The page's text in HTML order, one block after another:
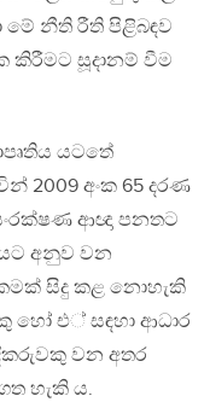
නීති රීති පිළිබඳව
කිරීමට සූදානම් වීම
යටතේ
2009 අංක 65 දරණ
ආඥා පනතට
අනුව වන
සිදු කළ නොහැකි
හෝ එ් සඳහා ආධාර
වන අතර
හැකි ය.